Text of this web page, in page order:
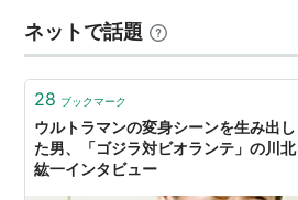
亡くなった娘への想いを抱…
ネットで話題
28 ブックマーク
ウルトラマンの変身シーンを生み出し
た男、「ゴジラ対ビオランテ」の川北
紘一インタビュー